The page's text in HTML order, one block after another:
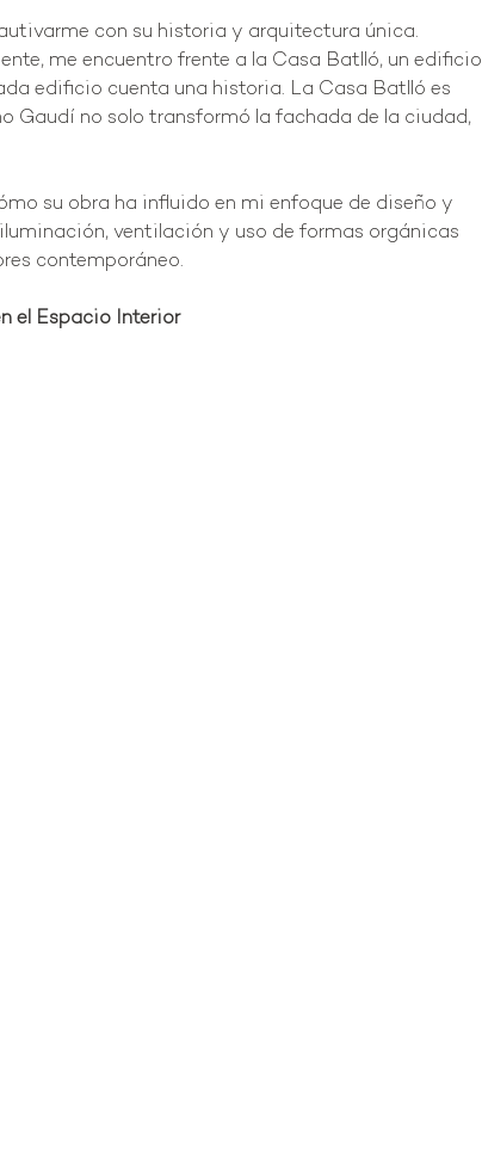
con su historia y arquitectura única.
me encuentro frente a la Casa Batlló, un edificio
edificio cuenta una historia. La Casa Batlló es
Gaudí no solo transformó la fachada de la ciudad,
su obra ha influido en mi enfoque de diseño y
ventilación y uso de formas orgánicas
contemporáneo.
el Espacio Interior